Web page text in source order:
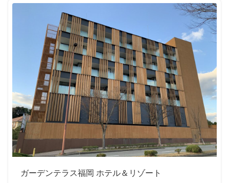
ガーデンテラス福岡 ホテル＆リゾート